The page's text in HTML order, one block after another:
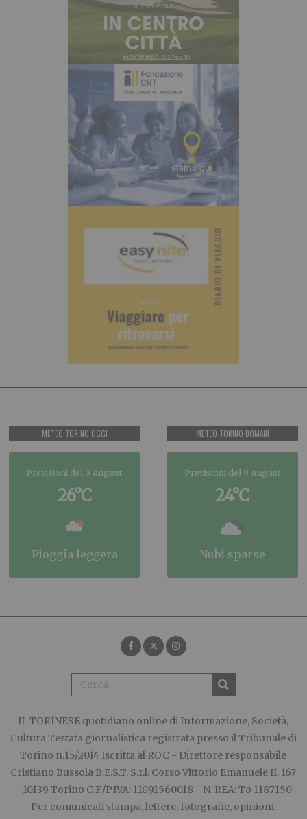
METEO TORINO OGGI
Previsioni del 9 August
26°C
pioggia leggera
METEO TORINO DOMANI
Previsioni del 9 August
24°C
nubi sparse
IL TORINESE quotidiano online di Informazione, Società,
Cultura Testata giornalistica registrata presso il Tribunale di
Torino n.15/2014 Iscritta al ROC - Direttore responsabile
Cristiano Bussola B.E.S.T. S.r.l. Corso Vittorio Emanuele II, 167
- 10139 Torino C.F./P.IVA: 11091560018 - N. REA: To 1187150
Per comunicati stampa, lettere, fotografie, opinioni: